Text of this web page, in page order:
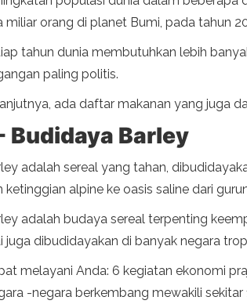
miliar orang di planet Bumi, pada tahun
tahun dunia membutuhkan lebih
paling politis.
ada daftar makanan yang juga
Budidaya Barley
adalah sereal yang tahan,
ketinggian alpine ke oasis saline dari
adalah budaya sereal terpenting
juga dibudidayakan di banyak negara
melayani Anda: 6 kegiatan ekonomi
-negara berkembang mewakili